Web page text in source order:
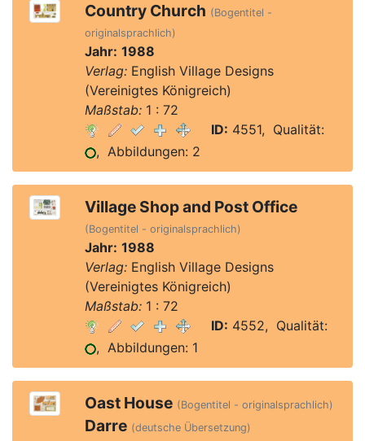
Country Church (Bogentitel -
originalsprachlich)
Jahr: 1988
Verlag:English Village Designs
(Vereinigtes Königreich)
Maßstab:1 : 72
ID: 4551, Qualität:
, Abbildungen: 2
Village Shop and Post Office
(Bogentitel - originalsprachlich)
Jahr: 1988
Verlag:English Village Designs
(Vereinigtes Königreich)
Maßstab:1 : 72
ID: 4552, Qualität:
, Abbildungen: 1
Oast House (Bogentitel - originalsprachlich)
Darre (deutsche Übersetzung)